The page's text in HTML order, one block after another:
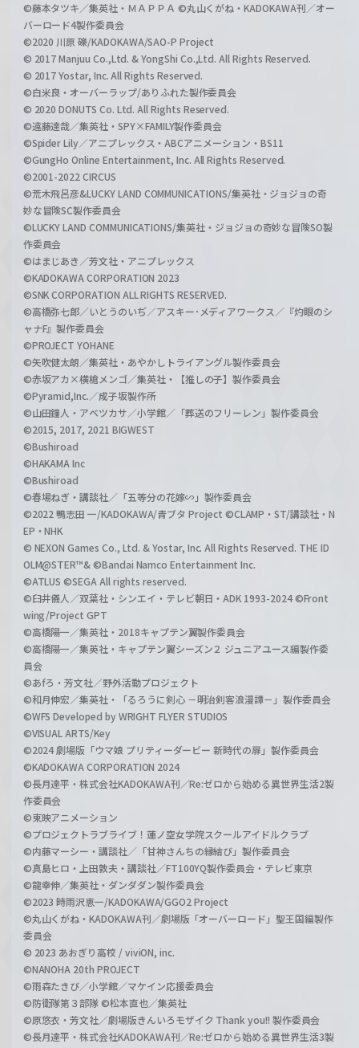
©藤本タツキ／集英社・ＭＡＰＰＡ ©丸山くがね・KADOKAWA刊／オー
バーロード4製作委員会
©2020 川原 礫/KADOKAWA/SAO-P Project
© 2017 Manjuu Co.,Ltd. & YongShi Co.,Ltd. All Rights Reserved.
© 2017 Yostar, Inc. All Rights Reserved.
©白米良・オーバーラップ/ありふれた製作委員会
© 2020 DONUTS Co. Ltd. All Rights Reserved.
©遠藤達哉／集英社・SPY×FAMILY製作委員会
©Spider Lily／アニプレックス・ABCアニメーション・BS11
©GungHo Online Entertainment, Inc. All Rights Reserved.
©2001-2022 CIRCUS
©荒木飛呂彦&LUCKY LAND COMMUNICATIONS/集英社・ジョジョの奇
妙な冒険SC製作委員会
©LUCKY LAND COMMUNICATIONS/集英社・ジョジョの奇妙な冒険SO製
作委員会
©はまじあき／芳文社・アニプレックス
©KADOKAWA CORPORATION 2023
©SNK CORPORATION ALL RIGHTS RESERVED.
©高橋弥七郎／いとうのいぢ／アスキー･メディアワークス／『灼眼のシ
ャナF』製作委員会
©PROJECT YOHANE
©矢吹健太朗／集英社・あやかしトライアングル製作委員会
©赤坂アカ×横槍メンゴ／集英社・【推しの子】製作委員会
©Pyramid,Inc.／成子坂製作所
©山田鐘人・アベツカサ／小学館／「葬送のフリーレン」製作委員会
©2015, 2017, 2021 BIGWEST
©Bushiroad
©HAKAMA Inc
©Bushiroad
©春場ねぎ・講談社／「五等分の花嫁∽」製作委員会
©2022 鴨志田 一/KADOKAWA/青ブタ Project ©CLAMP・ST/講談社・N
EP・NHK
© NEXON Games Co., Ltd. & Yostar, Inc. All Rights Reserved. THE ID
OLM@STER™& ©Bandai Namco Entertainment Inc.
©ATLUS ©SEGA All rights reserved.
©臼井儀人／双葉社・シンエイ・テレビ朝日・ADK 1993-2024 ©Front
wing/Project GPT
©高橋陽一／集英社・2018キャプテン翼製作委員会
©高橋陽一／集英社・キャプテン翼シーズン２ ジュニアユース編製作委
員会
©あfろ・芳文社／野外活動プロジェクト
©和月伸宏／集英社・「るろうに剣心 －明治剣客浪漫譚－」製作委員会
©WFS Developed by WRIGHT FLYER STUDIOS
©VISUAL ARTS/Key
©2024 劇場版「ウマ娘 プリティーダービー 新時代の扉」製作委員会
©KADOKAWA CORPORATION 2024
©長月達平・株式会社KADOKAWA刊／Re:ゼロから始める異世界生活2製
作委員会
©東映アニメーション
©プロジェクトラブライブ！蓮ノ空女学院スクールアイドルクラブ
©内藤マーシー・講談社／「甘神さんちの縁結び」製作委員会
©真島ヒロ・上田敦夫・講談社／FT100YQ製作委員会・テレビ東京
©龍幸伸／集英社・ダンダダン製作委員会
©2023 時雨沢恵一/KADOKAWA/GGO2 Project
©丸山くがね・KADOKAWA刊／劇場版「オーバーロード」聖王国編製作
委員会
© 2023 あおぎり高校 / viviON, inc.
©NANOHA 20th PROJECT
©雨森たきび／小学館／マケイン応援委員会
©防衛隊第３部隊 ©松本直也／集英社
©原悠衣・芳文社／劇場版きんいろモザイク Thank you!! 製作委員会
©長月達平・株式会社KADOKAWA刊／Re:ゼロから始める異世界生活3製